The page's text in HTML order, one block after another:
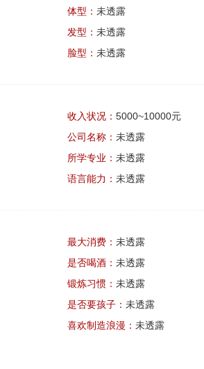
体型： 未透露
发型： 未透露
脸型： 未透露
收入状况： 5000~10000元
公司名称： 未透露
所学专业： 未透露
语言能力： 未透露
最大消费： 未透露
是否喝酒： 未透露
锻炼习惯： 未透露
是否要孩子： 未透露
喜欢制造浪漫： 未透露